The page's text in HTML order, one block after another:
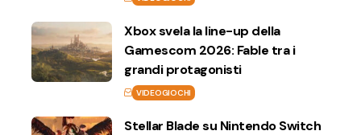
Xbox svela la line-up della
Gamescom 2026: Fable tra i
grandi protagonisti
VIDEOGIOCHI
Stellar Blade su Nintendo Switch